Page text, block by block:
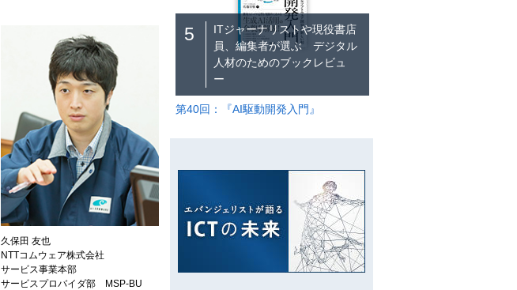
久保田 友也
NTTコムウェア株式会社
サービス事業本部
サービスプロバイダ部 MSP-BU
5
ITジャーナリストや現役書店
員、編集者が選ぶ デジタル
人材のためのブックレビュ
ー
第40回：『AI駆動開発入門』